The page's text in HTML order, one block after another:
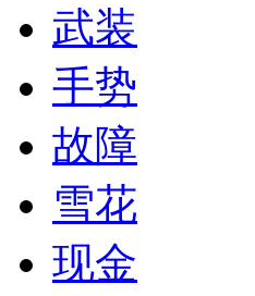
武装
手势
故障
雪花
现金